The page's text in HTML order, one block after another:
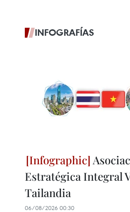
INFOGRAFÍAS
Estratégica Integral
Tailandia
06/08/2026 00:30